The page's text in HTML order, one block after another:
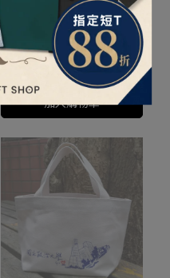
政大校名小紙袋
加入購物車